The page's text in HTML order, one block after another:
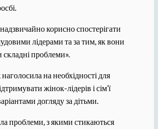
корисно спостерігати
лідерами та за тим, як вони
проблеми».
на необхідності для
жінок-лідерів і сім’ї
догляду за дітьми.
проблеми, з якими стикаються